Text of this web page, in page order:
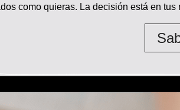
como quieras. La decisión está en tus